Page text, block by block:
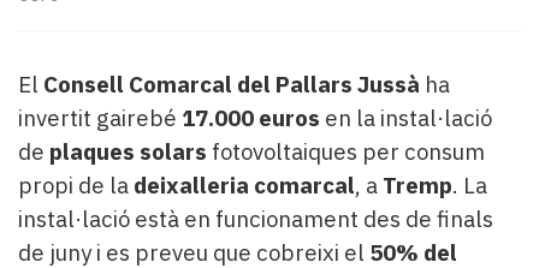
Contingut
patrocinat
més
llegit...
Editorial
El Consell Comarcal del Pallars Jussà ha
invertit gairebé 17.000 euros en la instal·lació
de plaques solars fotovoltaiques per consum
propi de la deixalleria comarcal, a Tremp. La
instal·lació està en funcionament des de finals
de juny i es preveu que cobreixi el 50% del